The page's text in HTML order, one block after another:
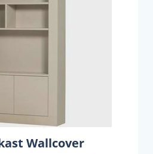
Wallcover